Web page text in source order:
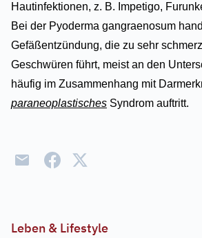
Hautinfektionen, z. B. Impetigo,
Bei der Pyoderma gangraenosum
Gefäßentzündung, die zu sehr
Geschwüren führt, meist an den
häufig im Zusammenhang mit
paraneoplastisches Syndrom auftritt.
Leben & Lifestyle